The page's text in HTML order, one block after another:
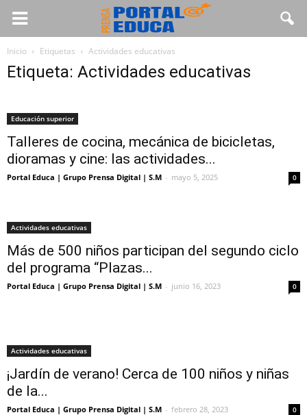
Inicio Etiquetas Actividades educativas
Etiqueta: Actividades educativas
Educación superior
Talleres de cocina, mecánica de bicicletas,
dioramas y cine: las actividades...
Portal Educa | Grupo Prensa Digital | S.M - mayo 5, 2025 0
Actividades educativas
Más de 500 niños participan del segundo ciclo
del programa “Plazas...
Portal Educa | Grupo Prensa Digital | S.M - junio 16, 2023 0
Actividades educativas
¡Jardín de verano! Cerca de 100 niños y niñas
de la...
Portal Educa | Grupo Prensa Digital | S.M - febrero 28, 2023 0